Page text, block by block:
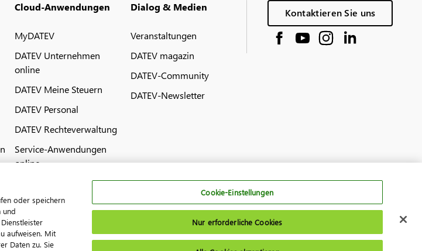
Cloud-Anwendungen
MyDATEV
DATEV Unternehmen
online
DATEV Meine Steuern
DATEV Personal
DATEV Rechteverwaltung
Service-Anwendungen
online
Dialog & Medien
Veranstaltungen
DATEV magazin
DATEV-Community
DATEV-Newsletter
Kontaktieren Sie uns
Cookie-Einstellungen
oder speichern
und
aufweisen. Mit
Daten zu. Sie
Cookie-Einstellungen
Nur erforderliche Cookies